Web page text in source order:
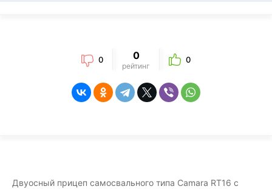
0 0
рейтинг
0
Двуосный прицеп самосвального типа Camara RT16 с